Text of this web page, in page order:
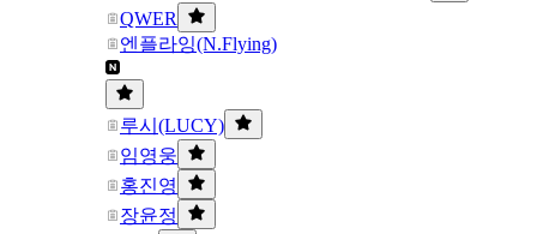
QWER
엔플라잉(N.Flying)
루시(LUCY)
임영웅
홍진영
장윤정